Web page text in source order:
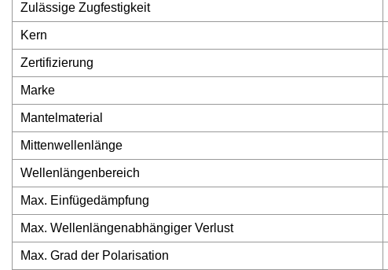
Zulässige Zugfestigkeit
Kern
Zertifizierung
Marke
Mantelmaterial
Mittenwellenlänge
Wellenlängenbereich
Max. Einfügedämpfung
Max. Wellenlängenabhängiger Verlust
Max. Grad der Polarisation